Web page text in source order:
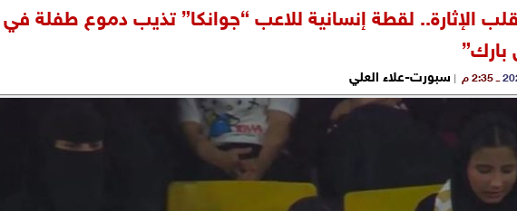
الإثارة.. لقطة إنسانية للاعب “جوانكا” تذيب دموع طفلة في
بارك”
ــ 2:35 م | سبورت-علاء العلي